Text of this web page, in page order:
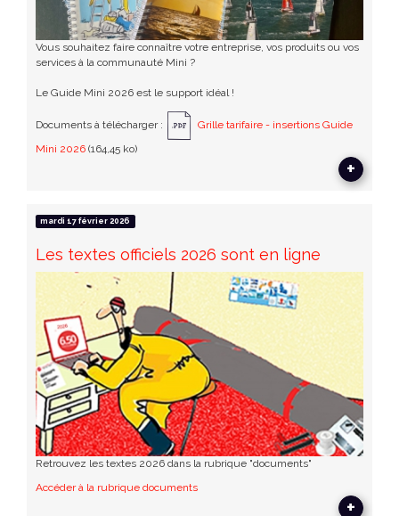
Vous souhaitez faire connaître votre entreprise, vos produits ou vos
services à la communauté Mini ?
Le Guide Mini 2026 est le support idéal !
Documents à télécharger :
Grille tarifaire - insertions Guide
Mini 2026 (164,45 ko)
+
mardi 17 février 2026
Les textes officiels 2026 sont en ligne
Retrouvez les textes 2026 dans la rubrique "documents"
Accéder à la rubrique documents
+